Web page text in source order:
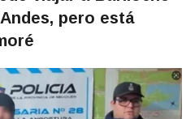
pero está